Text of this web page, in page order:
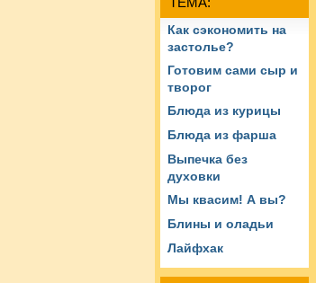
Как сэкономить на
застолье?
Готовим сами сыр и
творог
Блюда из курицы
Блюда из фарша
Выпечка без
духовки
Мы квасим! А вы?
Блины и оладьи
Лайфхак